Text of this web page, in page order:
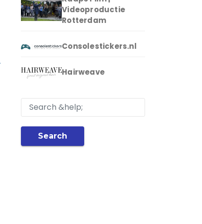
Videoproductie
Rotterdam
Consolestickers.nl
Hairweave
Search